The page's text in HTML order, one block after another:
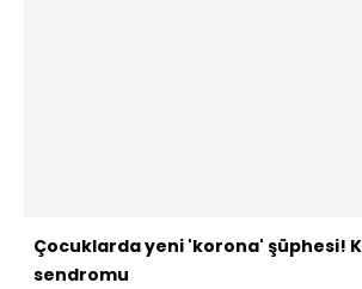
Çocuklarda yeni 'korona' şüphesi!
sendromu